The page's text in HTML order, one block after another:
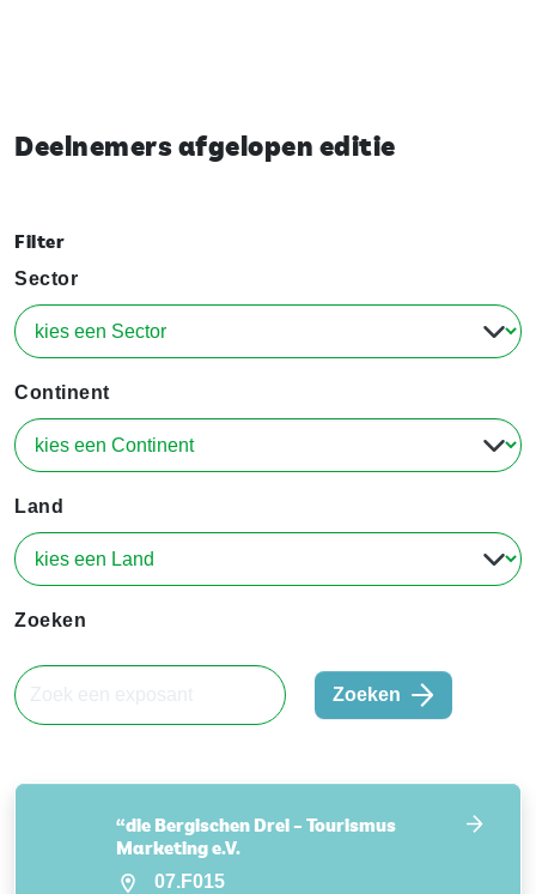
Deelnemers afgelopen editie
Filter
Sector
Continent
Land
Zoeken
Zoeken
“die Bergischen Drei – Tourismus
Marketing e.V.
07.F015